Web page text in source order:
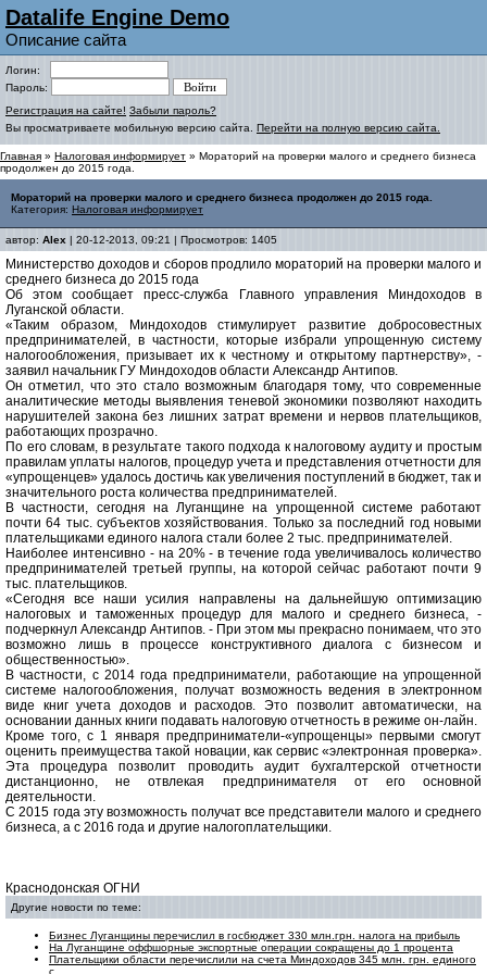
Datalife Engine Demo
Описание сайта
Логин:
Пароль:
Регистрация на сайте! Забыли пароль?
Вы просматриваете мобильную версию сайта. Перейти на полную версию сайта.
Главная » Налоговая информирует » Мораторий на проверки малого и среднего бизнеса
продолжен до 2015 года.
Мораторий на проверки малого и среднего бизнеса продолжен до 2015 года.
Категория: Налоговая информирует
автор: Alex | 20-12-2013, 09:21 | Просмотров: 1405
Министерство доходов и сборов продлило мораторий на проверки малого и
среднего бизнеса до 2015 года
Об этом сообщает пресс-служба Главного управления Миндоходов в
Луганской области.
«Таким образом, Миндоходов стимулирует развитие добросовестных
предпринимателей, в частности, которые избрали упрощенную систему
налогообложения, призывает их к честному и открытому партнерству», -
заявил начальник ГУ Миндоходов области Александр Антипов.
Он отметил, что это стало возможным благодаря тому, что современные
аналитические методы выявления теневой экономики позволяют находить
нарушителей закона без лишних затрат времени и нервов плательщиков,
работающих прозрачно.
По его словам, в результате такого подхода к налоговому аудиту и простым
правилам уплаты налогов, процедур учета и представления отчетности для
«упрощенцев» удалось достичь как увеличения поступлений в бюджет, так и
значительного роста количества предпринимателей.
В частности, сегодня на Луганщине на упрощенной системе работают
почти 64 тыс. субъектов хозяйствования. Только за последний год новыми
плательщиками единого налога стали более 2 тыс. предпринимателей.
Наиболее интенсивно - на 20% - в течение года увеличивалось количество
предпринимателей третьей группы, на которой сейчас работают почти 9
тыс. плательщиков.
«Сегодня все наши усилия направлены на дальнейшую оптимизацию
налоговых и таможенных процедур для малого и среднего бизнеса, -
подчеркнул Александр Антипов. - При этом мы прекрасно понимаем, что это
возможно лишь в процессе конструктивного диалога с бизнесом и
общественностью».
В частности, с 2014 года предприниматели, работающие на упрощенной
системе налогообложения, получат возможность ведения в электронном
виде книг учета доходов и расходов. Это позволит автоматически, на
основании данных книги подавать налоговую отчетность в режиме он-лайн.
Кроме того, с 1 января предприниматели-«упрощенцы» первыми смогут
оценить преимущества такой новации, как сервис «электронная проверка».
Эта процедура позволит проводить аудит бухгалтерской отчетности
дистанционно, не отвлекая предпринимателя от его основной
деятельности.
С 2015 года эту возможность получат все представители малого и среднего
бизнеса, а с 2016 года и другие налогоплательщики.
Краснодонская ОГНИ
Другие новости по теме:
Бизнес Луганщины перечислил в госбюджет 330 млн.грн. налога на прибыль
На Луганщине оффшорные экспортные операции сокращены до 1 процента
Плательщики области перечислили на счета Миндоходов 345 млн. грн. единого
с ...